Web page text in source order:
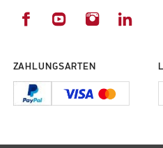
ZAHLUNGSARTEN